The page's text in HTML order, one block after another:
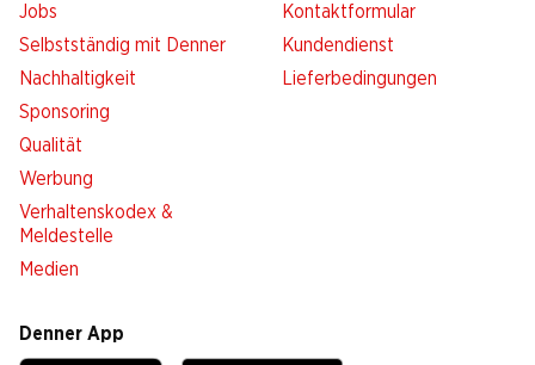
Jobs
Selbstständig mit Denner
Nachhaltigkeit
Sponsoring
Qualität
Werbung
Verhaltenskodex &
Meldestelle
Medien
Kontaktformular
Kundendienst
Lieferbedingungen
Denner App